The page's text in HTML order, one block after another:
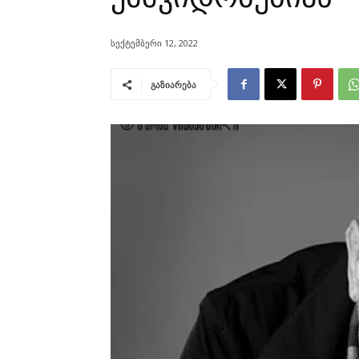
სექტემბერი 12, 2022
გაზიარება